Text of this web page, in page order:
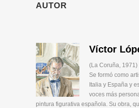
AUTOR
Víctor
(La Coruña, 1971)
Se formó como
Italia y España y
voces más
pintura figurativa española. Su obra,